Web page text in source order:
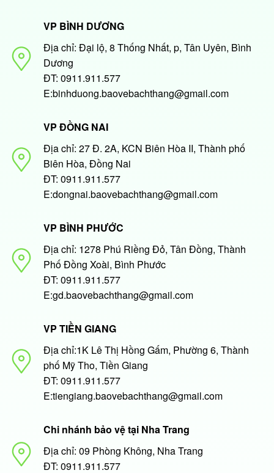
VP BÌNH DƯƠNG
Địa chỉ: Đại lộ, 8 Thống Nhất, p, Tân Uyên, Bình
Dương
ĐT: 0911.911.577
E:binhduong.baovebachthang@gmail.com
VP ĐỒNG NAI
Địa chỉ: 27 Đ. 2A, KCN Biên Hòa II, Thành phố
Biên Hòa, Đồng Nai
ĐT: 0911.911.577
E:dongnai.baovebachthang@gmail.com
VP BÌNH PHƯỚC
Địa chỉ: 1278 Phú Riềng Đỏ, Tân Đồng, Thành
Phố Đồng Xoài, Bình Phước
ĐT: 0911.911.577
E:gd.baovebachthang@gmail.com
VP TIỀN GIANG
Địa chỉ:1K Lê Thị Hồng Gấm, Phường 6, Thành
phố Mỹ Tho, Tiền Giang
ĐT: 0911.911.577
E:tiengiang.baovebachthang@gmail.com
Chi nhánh bảo vệ tại Nha Trang
Địa chỉ: 09 Phòng Không, Nha Trang
ĐT: 0911.911.577